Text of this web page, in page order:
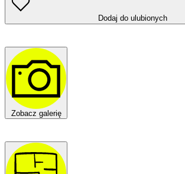
Dodaj do ulubionych
Zobacz galerię